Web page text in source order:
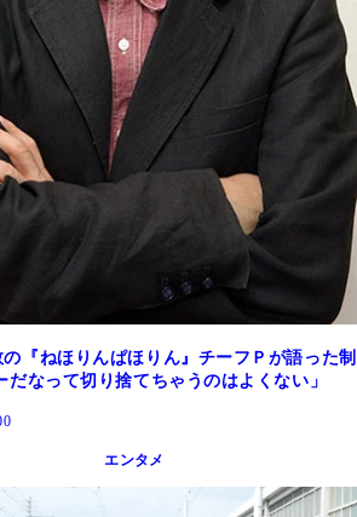
『ねほりんぱほりん』チーフＰが語った制
だなって切り捨てちゃうのはよくない」
エンタメ